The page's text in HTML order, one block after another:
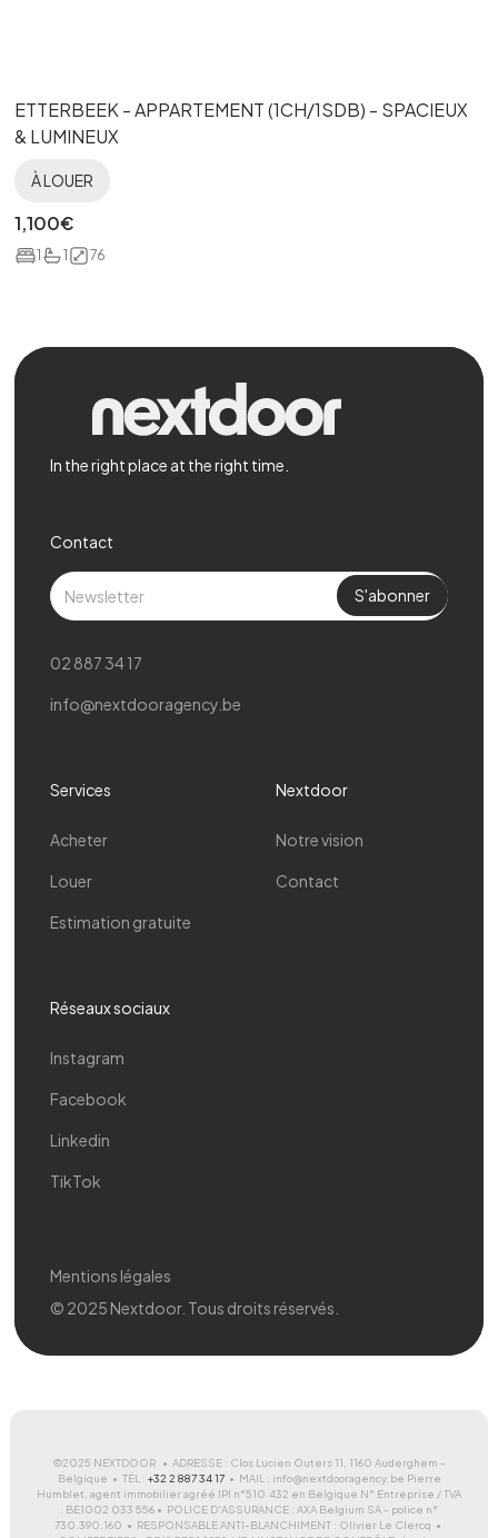
ETTERBEEK - APPARTEMENT (1CH/1SDB) - SPACIEUX
& LUMINEUX
À LOUER
1,100€
1 1 76
In the right place at the right time.
Services
Acheter
Louer
Estimation gratuite
Nextdoor
Notre vision
Contact
Réseaux sociaux
Instagram
Facebook
Linkedin
TikTok
Contact
02 887 34 17
info@nextdooragency.be
© 2025 Nextdoor. Tous droits réservés.
Mentions légales
©2025 NEXTDOOR • ADRESSE : Clos Lucien Outers 11, 1160 Auderghem -
Belgique • TÉL : +32 2 887 34 17• MAIL : info@nextdooragency.be Pierre
Humblet, agent immobilier agréé IPI n°510.432 en Belgique N° Entreprise / TVA
: BE1002 033 556 • POLICE D'ASSURANCE : AXA Belgium SA - police n°
730.390.160 • RESPONSABLE ANTI-BLANCHIMENT : Olivier Le Clercq •